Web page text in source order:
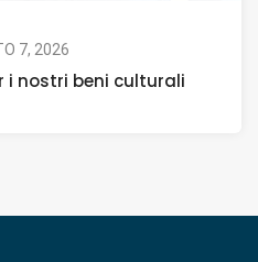
7, 2026
i nostri beni culturali